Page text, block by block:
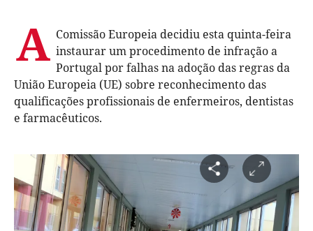
A Comissão Europeia decidiu esta quinta-feira
instaurar um procedimento de infração a
Portugal por falhas na adoção das regras da
União Europeia (UE) sobre reconhecimento das
qualificações profissionais de enfermeiros, dentistas
e farmacêuticos.